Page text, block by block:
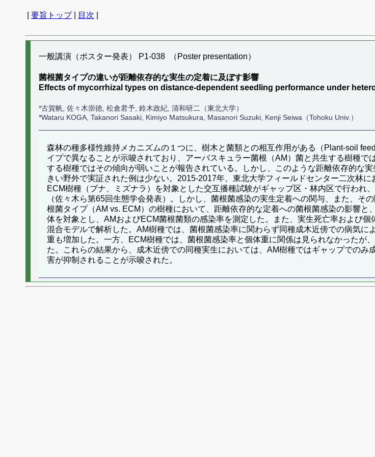
要旨トップ| 目次
一般講演（ポスター発表） P1-038 （Poster presentation）
菌根菌タイプの違いが距離依存的な実生の定着に及ぼす影響
Effects of mycorrhizal types on distance-dependent seedling performance under
*古賀帆, 佐々木崇徳, 松倉君予, 鈴木政紀, 清和研二（東北大学）
*Wataru KOGA, Takanori Sasaki, Kimiyo Matsukura, Masanori Suzuki, Kenji Seiwa（Tohoku Univ.）
森林の種多様性維持メカニズムの１つに、樹木と菌類との相互作用がある（Plant-soil
イプで異なることが示唆されており、アーバスキュラー菌根（AM）菌と共生する樹種
する樹種ではその傾向が弱いことが報告されている。しかし、このような距離依存的な
きい野外で実証された例は少ない。2015-2017年、東北大学フィールドセンター二次林
ECM樹種（ブナ、ミズナラ）を対象とした交互播種試験がギャップ区・林内区で行われ
（佐々木ら第65回生態学会発表）。しかし、菌根菌感染の実生定着への関与、また、
根菌タイプ（AM vs. ECM）の樹種において、距離依存的な定着への菌根菌感染の影響
体を対象とし、AMおよびECM菌根菌類の感染率を測定した。また、実生死亡率および
混合モデルで解析した。AM樹種では、菌根菌感染率に関わらず同種成木近傍での病気
重も増加した。一方、ECM樹種では、菌根菌感染率と個体重に関係は見られなかったが
た。これらの結果から、成木近傍での同種実生においては、AM樹種ではギャップでの
害が抑制されることが示唆された。